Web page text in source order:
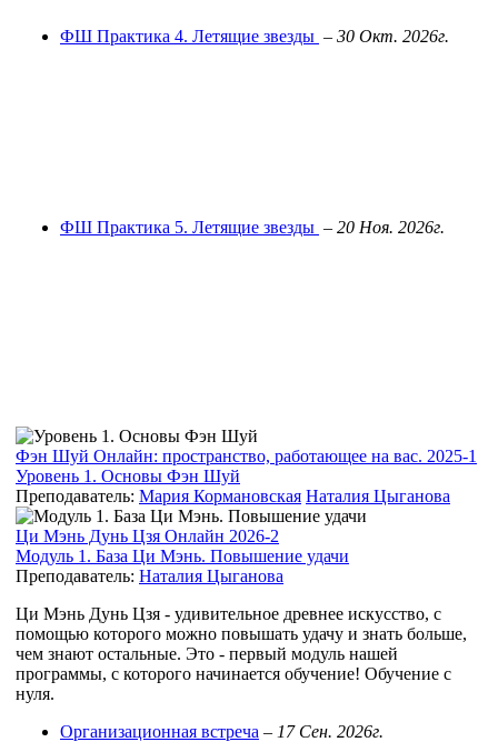
ФШ Практика 4. Летящие звезды – 30 Окт. 2026г.
ФШ Практика 5. Летящие звезды – 20 Ноя. 2026г.
Фэн Шуй Онлайн: пространство, работающее на вас. 2025-1
Уровень 1. Основы Фэн Шуй
Преподаватель: Мария Кормановская Наталия Цыганова
Ци Мэнь Дунь Цзя Онлайн 2026-2
Модуль 1. База Ци Мэнь. Повышение удачи
Преподаватель: Наталия Цыганова
Ци Мэнь Дунь Цзя - удивительное древнее искусство, с
помощью которого можно повышать удачу и знать больше,
чем знают остальные. Это - первый модуль нашей
программы, с которого начинается обучение! Обучение с
нуля.
Организационная встреча – 17 Сен. 2026г.